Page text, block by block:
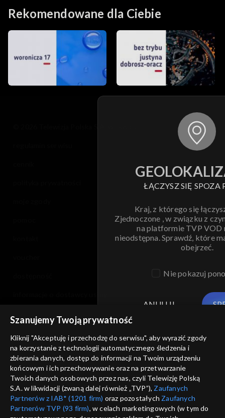
Rekomendowane dla Ciebie
ŁĄCZYSZ SIĘ SPOZA
Kraj, z którego się
Zjednoczone , w związku z
na platformie TVP VOD
nieodstępna. Sprawdź, które
obejrzeć.
Nie pokazuj
ANULUJ
Szanujemy Twoją prywatność
Kliknij "Akceptuję i przechodzę do serwisu", aby wyrazić zgody
na korzystanie z technologii automatycznego śledzenia i
zbierania danych, dostęp do informacji na Twoim urządzeniu
końcowym i ich przechowywanie oraz na przetwarzanie
Twoich danych osobowych przez nas, czyli Telewizję Polską
S.A. w likwidacji (zwaną dalej również „TVP”), Zaufanych
Partnerów z IAB* (1201 firm) oraz pozostałych Zaufanych
Partnerów TVP (93 firm), w celach marketingowych (w tym do